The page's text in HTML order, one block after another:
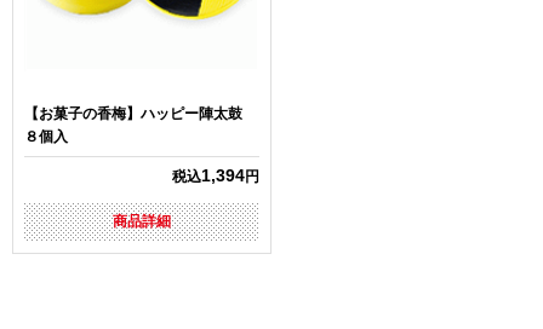
【お菓子の香梅】ハッピー陣太鼓
８個入
税込1,394円
商品詳細